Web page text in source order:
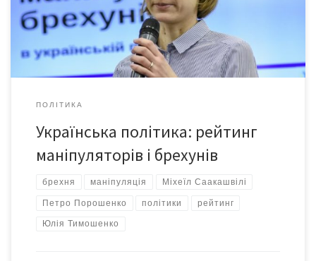
Тимошенко, Вадим Рабінович та Юрій Бойко. 48% сказаного
Юлією Тимошенко за цей період є маніпуляцією, 26% –
неправдою. Частка […]
ПОЛІТИКА
Українська політика: рейтинг
маніпуляторів і брехунів
брехня маніпуляція Міхеїл Саакашвілі
Петро Порошенко політики рейтинг
Юлія Тимошенко